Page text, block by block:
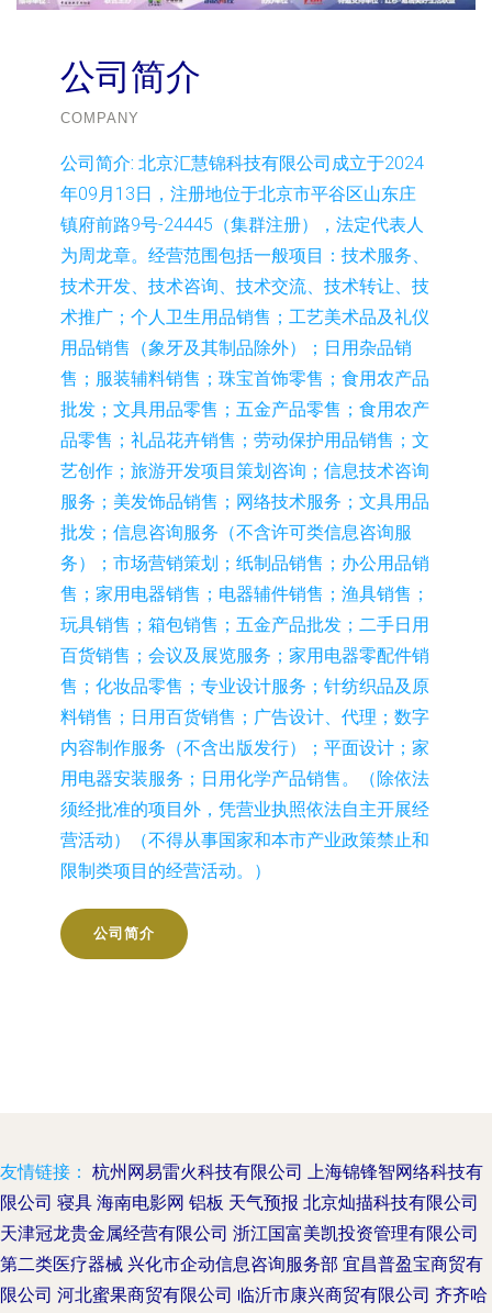
公司简介
COMPANY
公司简介: 北京汇慧锦科技有限公司成立于2024
年09月13日，注册地位于北京市平谷区山东庄
镇府前路9号-24445（集群注册），法定代表人
为周龙章。经营范围包括一般项目：技术服务、
技术开发、技术咨询、技术交流、技术转让、技
术推广；个人卫生用品销售；工艺美术品及礼仪
用品销售（象牙及其制品除外）；日用杂品销
售；服装辅料销售；珠宝首饰零售；食用农产品
批发；文具用品零售；五金产品零售；食用农产
品零售；礼品花卉销售；劳动保护用品销售；文
艺创作；旅游开发项目策划咨询；信息技术咨询
服务；美发饰品销售；网络技术服务；文具用品
批发；信息咨询服务（不含许可类信息咨询服
务）；市场营销策划；纸制品销售；办公用品销
售；家用电器销售；电器辅件销售；渔具销售；
玩具销售；箱包销售；五金产品批发；二手日用
百货销售；会议及展览服务；家用电器零配件销
售；化妆品零售；专业设计服务；针纺织品及原
料销售；日用百货销售；广告设计、代理；数字
内容制作服务（不含出版发行）；平面设计；家
用电器安装服务；日用化学产品销售。（除依法
须经批准的项目外，凭营业执照依法自主开展经
营活动）（不得从事国家和本市产业政策禁止和
限制类项目的经营活动。）
公司简介
友情链接： 杭州网易雷火科技有限公司
上海锦锋智网络科技有
限公司 寝具 海南电影网 铝板 天气预报 北京灿描科技有限公司
天津冠龙贵金属经营有限公司 浙江国富美凯投资管理有限公司
第二类医疗器械 兴化市企动信息咨询服务部 宜昌普盈宝商贸有
限公司 河北蜜果商贸有限公司 临沂市康兴商贸有限公司 齐齐哈